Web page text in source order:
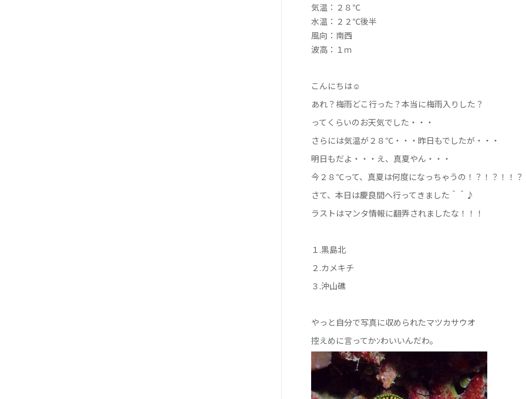
気温：２８℃
水温：２２℃後半
風向：南西
波高：１ｍ
こんにちは☺
あれ？梅雨どこ行った？本当に梅雨入りした？
ってくらいのお天気でした・・・
さらには気温が２８℃・・・昨日もでしたが・・・
明日もだよ・・・え、真夏やん・・・
今２８℃って、真夏は何度になっちゃうの！？！？！！？
さて、本日は慶良間へ行ってきました＾＾♪
ラストはマンタ情報に翻弄されましたな！！！
１.黒島北
２.カメキチ
３.沖山礁
やっと自分で写真に収められたマツカサウオ
控えめに言ってかﾝわいいんだわ。